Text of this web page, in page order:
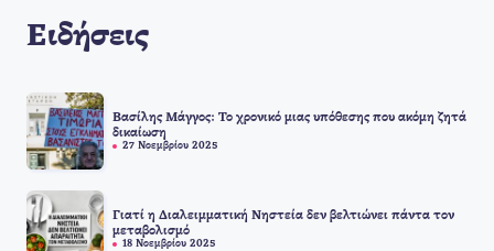
Ειδήσεις
Βασίλης Μάγγος: Το χρονικό μιας υπόθεσης που ακόμη ζητά
δικαίωση
27 Νοεμβρίου 2025
Γιατί η Διαλειμματική Νηστεία δεν βελτιώνει πάντα τον
μεταβολισμό
18 Νοεμβρίου 2025